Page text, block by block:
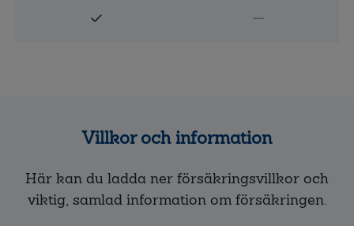
Villkor och information
Här kan du ladda ner försäkringsvillkor och
viktig, samlad information om försäkringen.